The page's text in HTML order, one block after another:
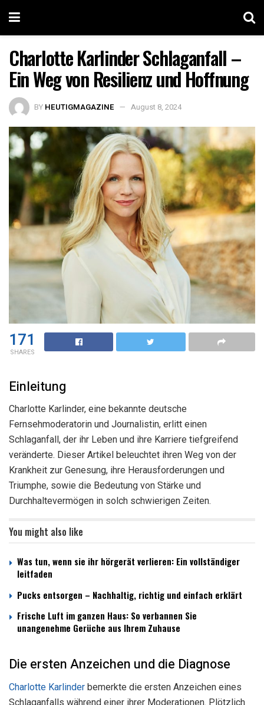
Charlotte Karlinder Schlaganfall –
Ein Weg von Resilienz und Hoffnung
BY HEUTIGMAGAZINE August 8, 2024
171
SHARES
Einleitung
Charlotte Karlinder, eine bekannte deutsche
Fernsehmoderatorin und Journalistin, erlitt einen
Schlaganfall, der ihr Leben und ihre Karriere tiefgreifend
veränderte. Dieser Artikel beleuchtet ihren Weg von der
Krankheit zur Genesung, ihre Herausforderungen und
Triumphe, sowie die Bedeutung von Stärke und
Durchhaltevermögen in solch schwierigen Zeiten.
You might also like
Was tun, wenn sie ihr hörgerät verlieren: Ein vollständiger
leitfaden
Pucks entsorgen – Nachhaltig, richtig und einfach erklärt
Frische Luft im ganzen Haus: So verbannen Sie
unangenehme Gerüche aus Ihrem Zuhause
Die ersten Anzeichen und die Diagnose
Charlotte Karlinder bemerkte die ersten Anzeichen eines
Schlaganfalls während einer ihrer Moderationen. Plötzlich